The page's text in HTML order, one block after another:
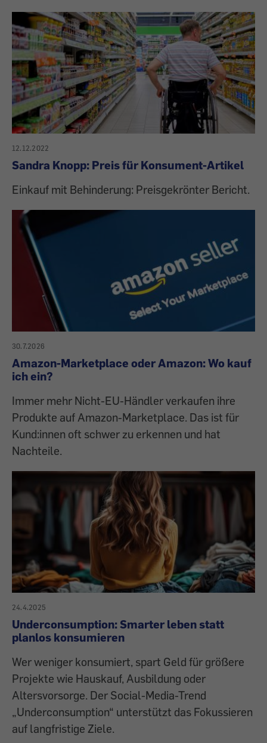
12.12.2022
Sandra Knopp: Preis für Konsument-Artikel
Einkauf mit Behinderung: Preisgekrönter Bericht.
30.7.2026
Amazon-Marketplace oder Amazon: Wo kauf
ich ein?
Immer mehr Nicht-EU-Händler verkaufen ihre
Produkte auf Amazon-Marketplace. Das ist für
Kund:innen oft schwer zu erkennen und hat
Nachteile.
24.4.2025
Underconsumption: Smarter leben statt
planlos konsumieren
Wer weniger konsumiert, spart Geld für größere
Projekte wie Hauskauf, Ausbildung oder
Altersvorsorge. Der Social-Media-Trend
„Underconsumption“ unterstützt das Fokussieren
auf langfristige Ziele.